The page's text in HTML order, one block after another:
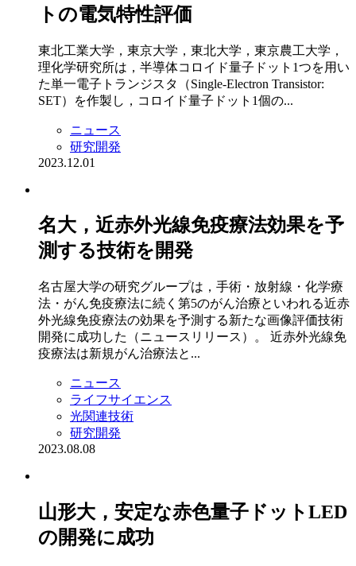
トの電気特性評価
東北工業大学，東京大学，東北大学，東京農工大学，
理化学研究所は，半導体コロイド量子ドット1つを用い
た単一電子トランジスタ（Single-Electron Transistor:
SET）を作製し，コロイド量子ドット1個の...
ニュース
研究開発
2023.12.01
名大，近赤外光線免疫療法効果を予
測する技術を開発
名古屋大学の研究グループは，手術・放射線・化学療
法・がん免疫療法に続く第5のがん治療といわれる近赤
外光線免疫療法の効果を予測する新たな画像評価技術
開発に成功した（ニュースリリース）。 近赤外光線免
疫療法は新規がん治療法と...
ニュース
ライフサイエンス
光関連技術
研究開発
2023.08.08
山形大，安定な赤色量子ドットLED
の開発に成功